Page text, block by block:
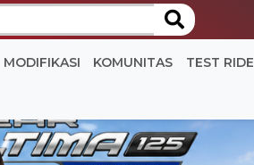
MODIFIKASI KOMUNITAS TEST RIDE